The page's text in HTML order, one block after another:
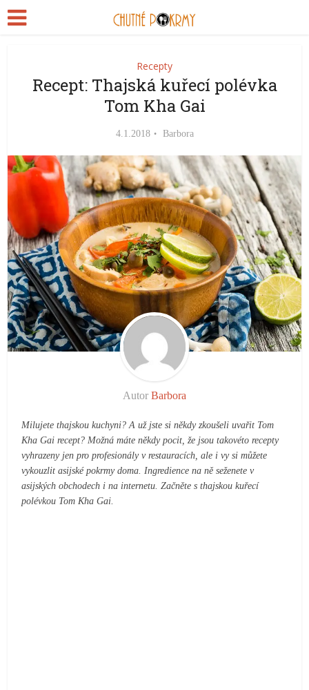
Recepty
Recept: Thajská kuřecí polévka
Tom Kha Gai
4.1.2018 Barbora
Autor Barbora
Milujete thajskou kuchyni? A už jste si někdy zkoušeli uvařit Tom
Kha Gai recept? Možná máte někdy pocit, že jsou takovéto recepty
vyhrazeny jen pro profesionály v restauracích, ale i vy si můžete
vykouzlit asijské pokrmy doma. Ingredience na ně seženete v
asijských obchodech i na internetu. Začněte s thajskou kuřecí
polévkou Tom Kha Gai.